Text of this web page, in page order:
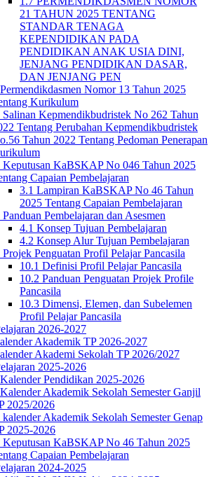
21 TAHUN 2025 TENTANG
STANDAR TENAGA
KEPENDIDIKAN PADA
PENDIDIKAN ANAK USIA DINI,
JENJANG PENDIDIKAN DASAR,
DAN JENJANG PEN
Nomor 13 Tahun 2025
Kurikulum
Salinan Kepmendikbudristek No 262 Tahun
Tentang Perubahan Kepmendikbudristek
Tahun 2022 Tentang Pedoman Penerapan
Keputusan KaBSKAP No 046 Tahun 2025
Capaian Pembelajaran
3.1 Lampiran KaBSKAP No 46 Tahun
2025 Tentang Capaian Pembelajaran
Panduan Pembelajaran dan Asesmen
4.1 Konsep Tujuan Pembelajaran
4.2 Konsep Alur Tujuan Pembelajaran
Projek Penguatan Profil Pelajar Pancasila
10.1 Definisi Profil Pelajar Pancasila
10.2 Panduan Penguatan Projek Profile
Pancasila
10.3 Dimensi, Elemen, dan Subelemen
Profil Pelajar Pancasila
2026-2027
Akademik TP 2026-2027
Akademi Sekolah TP 2026/2027
2025-2026
Pendidikan 2025-2026
Akademik Sekolah Semester Ganjil
2025/2026
kalender Akademik Sekolah Semester Genap
2025-2026
Keputusan KaBSKAP No 46 Tahun 2025
Capaian Pembelajaran
2024-2025